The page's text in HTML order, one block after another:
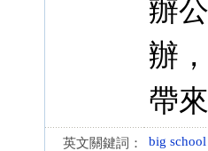
辦
辦
帶
英文關鍵詞： big